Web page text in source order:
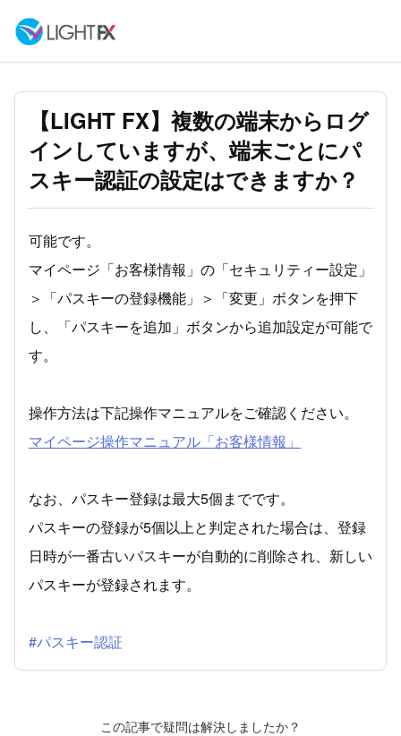
【LIGHT FX】複数の端末からログ
インしていますが、端末ごとにパ
スキー認証の設定はできますか？
可能です。
マイページ「お客様情報」の「セキュリティー設定」
＞「パスキーの登録機能」＞「変更」ボタンを押下
し、「パスキーを追加」ボタンから追加設定が可能で
す。
操作方法は下記操作マニュアルをご確認ください。
マイページ操作マニュアル「お客様情報」
なお、パスキー登録は最大5個までです。
パスキーの登録が5個以上と判定された場合は、登録
日時が一番古いパスキーが自動的に削除され、新しい
パスキーが登録されます。
#パスキー認証
この記事で疑問は解決しましたか？